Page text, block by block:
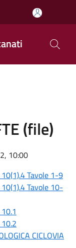
(file)
10:00
Tavole 1-9
Tavole 10-
CICLOVIA